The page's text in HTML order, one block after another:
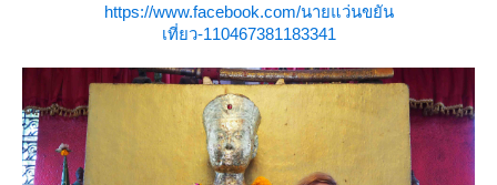
https://www.facebook.com/นายแว่นขยัน
เที่ยว-110467381183341